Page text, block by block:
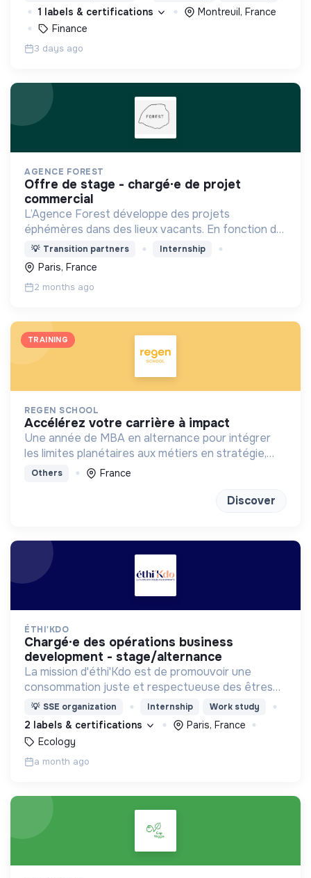
1 labels & certifications
Montreuil, France
Finance
3 days ago
AGENCE FOREST
offre de stage - chargé·e de projet
commercial
L’Agence Forest développe des projets
éphémères dans des lieux vacants. En fonction du
contexte, elle élabore des programmations
diversifiées : événementiel, activités à impact,
accueil du public...
💡 Transition partners Internship
Paris, France
2 months ago
TRAINING
REGEN SCHOOL
accélérez votre carrière à impact
Une année de MBA en alternance pour intégrer
les limites planétaires aux métiers en stratégie,
marketing, finance et achats
Others France
Discover
ÉTHI'KDO
chargé·e des opérations business
development - stage/alternance
La mission d'éthi'Kdo est de promouvoir une
consommation juste et respectueuse des êtres
vivants et de la planète
💡 SSE organization Internship Work study
2 labels & certifications
Paris, France
Ecology
a month ago